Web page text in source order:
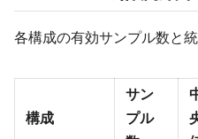
各構成の有効サンプル数と
構成
サン
プル